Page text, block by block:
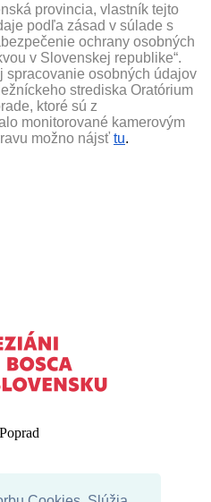
provincia, vlastník tejto
podľa zásad v súlade s
ochrany osobných
v Slovenskej republike“.
spracovanie osobných údajov
strediska Oratórium
ktoré sú z
monitorované kamerovým
možno nájsť tu.